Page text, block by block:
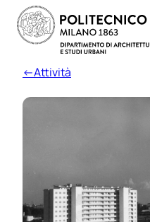
←Attività